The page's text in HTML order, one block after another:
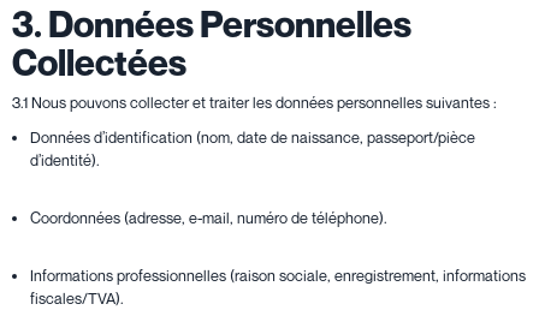
3. Données Personnelles
Collectées
3.1 Nous pouvons collecter et traiter les données personnelles suivantes :
Données d’identification (nom, date de naissance, passeport/pièce
d’identité).
Coordonnées (adresse, e-mail, numéro de téléphone).
Informations professionnelles (raison sociale, enregistrement, informations
fiscales/TVA).